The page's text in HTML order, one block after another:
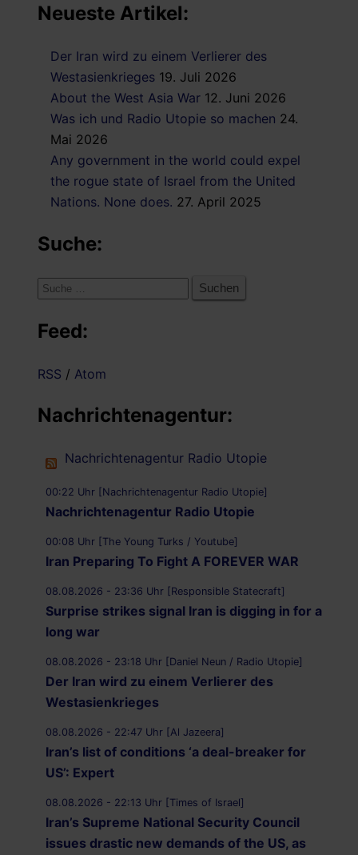
Neueste Artikel:
Der Iran wird zu einem Verlierer des
Westasienkrieges 19. Juli 2026
About the West Asia War 12. Juni 2026
Was ich und Radio Utopie so machen 24.
Mai 2026
Any government in the world could expel
the rogue state of Israel from the United
Nations. None does. 27. April 2025
Suche:
Suche
Feed:
RSS / Atom
Nachrichtenagentur:
Nachrichtenagentur Radio Utopie
00:22 Uhr [Nachrichtenagentur Radio Utopie]
Nachrichtenagentur Radio Utopie
00:08 Uhr [The Young Turks / Youtube]
Iran Preparing To Fight A FOREVER WAR
08.08.2026 - 23:36 Uhr [Responsible Statecraft]
Surprise strikes signal Iran is digging in for a
long war
08.08.2026 - 23:18 Uhr [Daniel Neun / Radio Utopie]
Der Iran wird zu einem Verlierer des
Westasienkrieges
08.08.2026 - 22:47 Uhr [Al Jazeera]
Iran’s list of conditions ‘a deal-breaker for
US’: Expert
08.08.2026 - 22:13 Uhr [Times of Israel]
Iran’s Supreme National Security Council
issues drastic new demands of the US, as